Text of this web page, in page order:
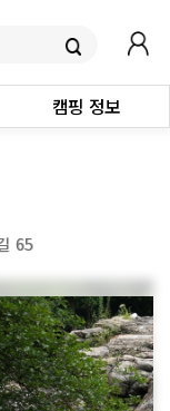
캠핑 정보
65